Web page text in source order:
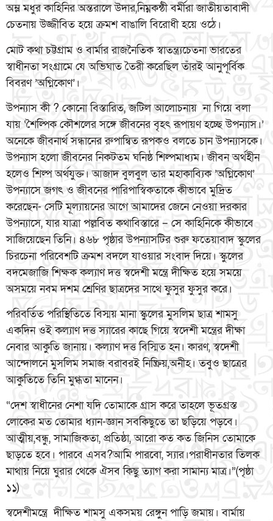
অম্ল মধুর কাহিনির অন্তরালে উদার,নিম্নকন্ঠী বর্মীরা জাতীয়তাবাদী
চেতনায় উজ্জীবিত হয়ে ক্রমশ বাঙালি বিরোধী হয়ে ওঠে।
মোট কথা চট্টগ্রাম ও বার্মার রাজনৈতিক স্বাতন্ত্র্যচেতনা ভারতের
স্বাধীনতা সংগ্রামে যে অভিঘাত তৈরী করেছিল তাঁরই আনুপূর্বিক
বিবরণ ’অগ্নিকোণ’।
উপন্যাস কী ? কোনো বিস্তারিত, জটিল আলোচনায় না গিয়ে বলা
যায় ‘শৈল্পিক কৌশলের সঙ্গে জীবনের বৃহৎ রূপায়ণ হচ্ছে উপন্যাস।’
অনেকে জীবনার্থ সন্ধানের রুপান্বিত রূপকও বলতে চান উপন্যাসকে।
উপন্যাস হলো জীবনের নিকটতম ঘনিষ্ঠ শিল্পমাধ্যম। জীবন অর্থহীন
হলেও শিল্প অর্থযুক্ত। আজাদ বুলবুল তার মহাকাব্যিক ’অগ্নিকোণ’
উপন্যাসে জগৎ ও জীবনের পারিপাস্বিকতাকে কীভাবে মুদ্রিত
করেছেন- সেটি মূল্যায়নের আগে আমাদের জেনে নেওয়া দরকার
উপন্যাসে, যার যাত্রা পল্লবিত কথাবিস্তারে – সে কাহিনিকে কীভাবে
সাজিয়েছেন তিনি। ৪৬৮ পৃষ্ঠার উপন্যাসটির শুরু ফতেয়াবাদ স্কুলের
চিরচেনা পরিবেশটি ক্রমশ বদলে যাওয়ার সংবাদ দিয়ে। স্কুলের
বদমেজাজি শিক্ষক কল্যাণ দত্ত স্বদেশী মন্ত্রে দীক্ষিত হয়ে সময়ে
অসময়ে নবম দশম শ্রেণির ছাত্রদের সাথে ফুসুর ফুসুর করে।
পরিবর্তিত পরিস্থিতিতে বিস্ময় মানা স্কুলের মুসলিম ছাত্র শামসু
একদিন ওই কল্যাণ দত্ত স্যারের কাছে গিয়ে স্বদেশী মন্ত্রের দীক্ষা
নেবার আকুতি জানায়। কল্যাণ দত্ত বিস্মিত হন। কারণ, স্বদেশী
আন্দোলনে মুসলিম সমাজ বরাবরই নিষ্ক্রিয়,অনীহ। তবুও ছাত্রের
আকুতিতে তিনি মুগ্ধতা মানেন।
“দেশ স্বাধীনের নেশা যদি তোমাকে গ্রাস করে তাহলে ভূতগ্রস্ত
লোকের মত তোমার ধ্যান-জ্ঞান সবকিছুতে তা ছড়িয়ে পড়বে।
আত্মীয়,বন্ধু, সামাজিকতা, প্রতিষ্ঠা, আরো কত কত জিনিস তোমাকে
ছাড়তে হবে। পারবে এসব?আমি পারবো, স্যার।পরাধীনতার তিলক
মাথায় নিয়ে ঘুরার থেকে ঐসব কিছু ত্যাগ করা সামান্য মাত্র।”(পৃষ্ঠা
১১)
স্বদেশীমন্ত্রে দীক্ষিত শামসু একসময় রেঙ্গুন পাড়ি জমায়। বার্মায়